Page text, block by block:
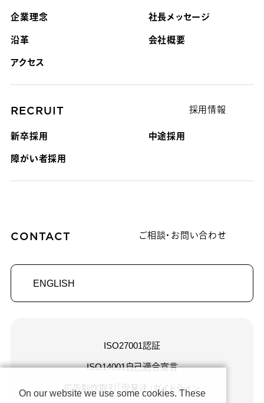
企業理念 社長メッセージ
沿革 会社概要
アクセス
RECRUIT 採用情報
新卒採用 中途採用
障がい者採用
CONTACT ご相談・お問い合わせ
ENGLISH
ISO27001認証
ISO14001自己適合宣言
広告制作取引「受発注」ガイドライン
On our website we use some cookies. These